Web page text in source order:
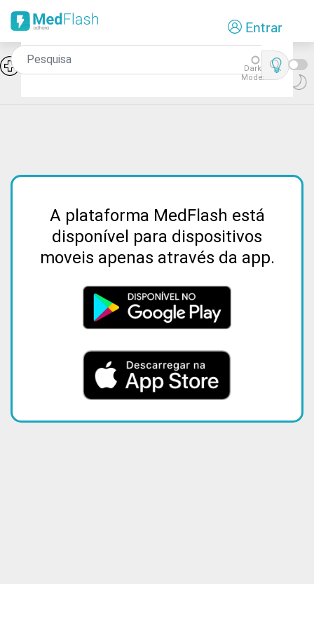
o
principal
Entrar
Icon Síndromes de falência medular:
Aplasia pura da série rubra
Dark
Mode:
A plataforma MedFlash está
disponível para dispositivos
moveis apenas através da app.